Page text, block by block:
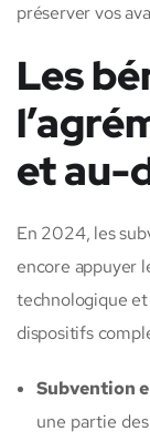
préserver vos
Les
et au-
En 2024, les
encore appuyer
technologique
dispositifs
Subvention
une partie